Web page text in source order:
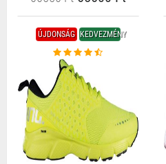
ÚJDONSÁG KEDVEZMÉNY